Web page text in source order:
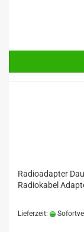
Radioadapter
Radiokabel
Lieferzeit: